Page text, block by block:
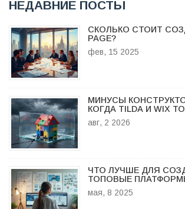
НЕДАВНИЕ ПОСТЫ
СКОЛЬКО СТОИТ
PAGE?
фев, 15 2025
МИНУСЫ
КОГДА TILDA И WIX
БИЗНЕС
авг, 2 2026
ЧТО ЛУЧШЕ ДЛЯ
ТОПОВЫЕ
мая, 8 2025